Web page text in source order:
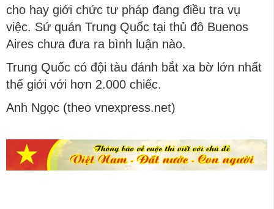
cho hay giới chức tư pháp đang điều tra vụ
việc. Sứ quán Trung Quốc tại thủ đô Buenos
Aires chưa đưa ra bình luận nào.
Trung Quốc có đội tàu đánh bắt xa bờ lớn nhất
thế giới với hơn 2.000 chiếc.
Anh Ngọc (theo vnexpress.net)